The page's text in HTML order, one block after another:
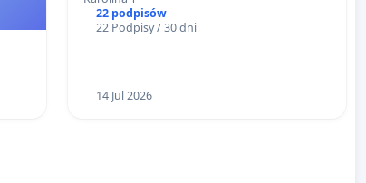
22 podpisów
22 Podpisy / 30 dni
14 Jul 2026